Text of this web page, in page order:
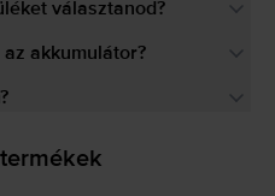
választanod?
akkumulátor?